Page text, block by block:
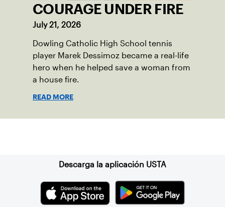
COURAGE UNDER FIRE
July 21, 2026
Dowling Catholic High School tennis
player Marek Dessimoz became a real-life
hero when he helped save a woman from
a house fire.
READ MORE
Descarga la aplicación USTA